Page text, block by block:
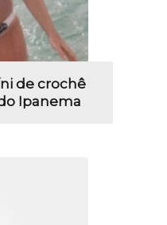
de crochê
Ipanema